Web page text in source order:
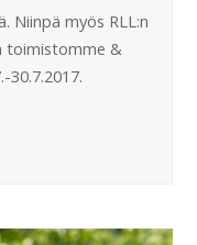
Niinpä myös RLL:n
toimistomme &
30.7.2017.